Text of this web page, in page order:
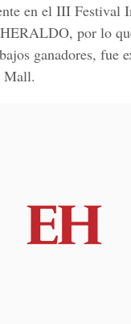
en el III Festival
por lo
ganadores, fue
Mall.